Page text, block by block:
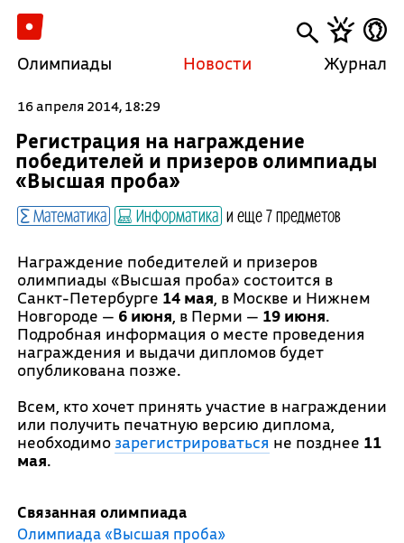
Олимпиады Новости Журнал
16 апреля 2014, 18:29
Регистрация на награждение
победителей и призеров олимпиады
«Высшая проба»
Математика Информатика и еще 7 предметов
Награждение победителей и призеров
олимпиады «Высшая проба» состоится в
Санкт-Петербурге 14 мая, в Москве и Нижнем
Новгороде — 6 июня, в Перми — 19 июня.
Подробная информация о месте проведения
награждения и выдачи дипломов будет
опубликована позже.
Всем, кто хочет принять участие в награждении
или получить печатную версию диплома,
необходимо зарегистрироваться не позднее 11
мая.
Связанная олимпиада
Олимпиада «Высшая проба»